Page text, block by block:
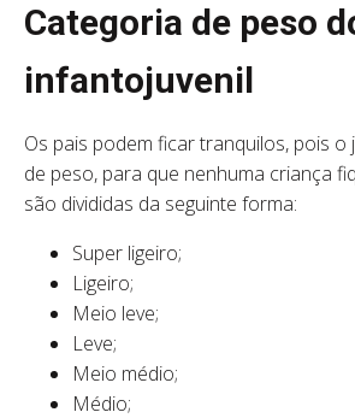
Categoria de peso
infantojuvenil
Os pais podem ficar tranquilos, pois
de peso, para que nenhuma criança
são divididas da seguinte forma:
Super ligeiro;
Ligeiro;
Meio leve;
Leve;
Meio médio;
Médio;